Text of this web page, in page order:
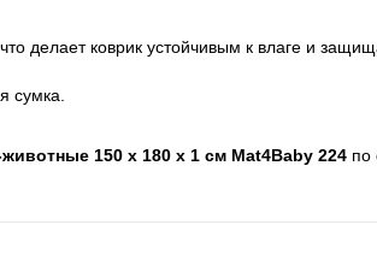
делает коврик устойчивым к влаге и
сумка.
150 х 180 х 1 см Mat4Baby 224 по